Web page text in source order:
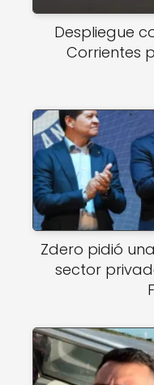
Despliegue
Corrientes
Zdero pidió
sector